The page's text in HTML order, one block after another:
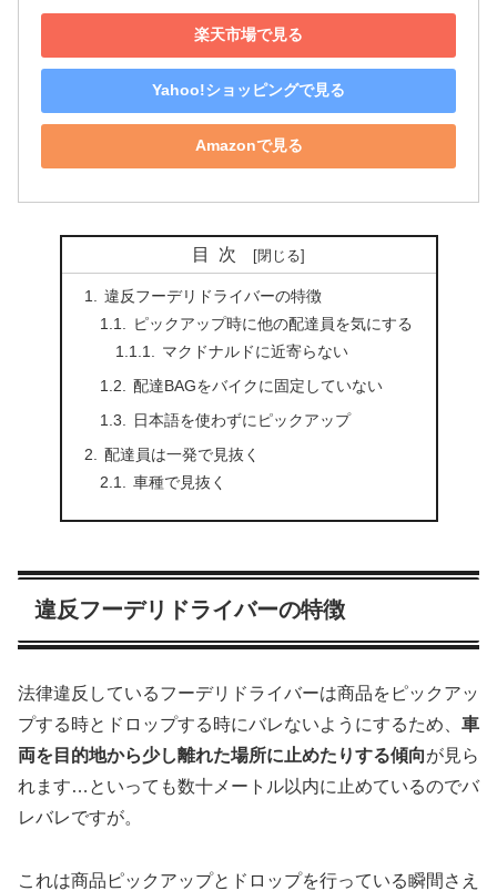
楽天市場で見る
Yahoo!ショッピングで見る
Amazonで見る
目次
違反フーデリドライバーの特徴
ピックアップ時に他の配達員を気にする
マクドナルドに近寄らない
配達BAGをバイクに固定していない
日本語を使わずにピックアップ
配達員は一発で見抜く
車種で見抜く
違反フーデリドライバーの特徴
法律違反しているフーデリドライバーは商品をピックアッ
プする時とドロップする時にバレないようにするため、 車
両を目的地から少し離れた場所に止めたりする傾向が見ら
れます…といっても数十メートル以内に止めているのでバ
レバレですが。
これは商品ピックアップとドロップを行っている瞬間さえ